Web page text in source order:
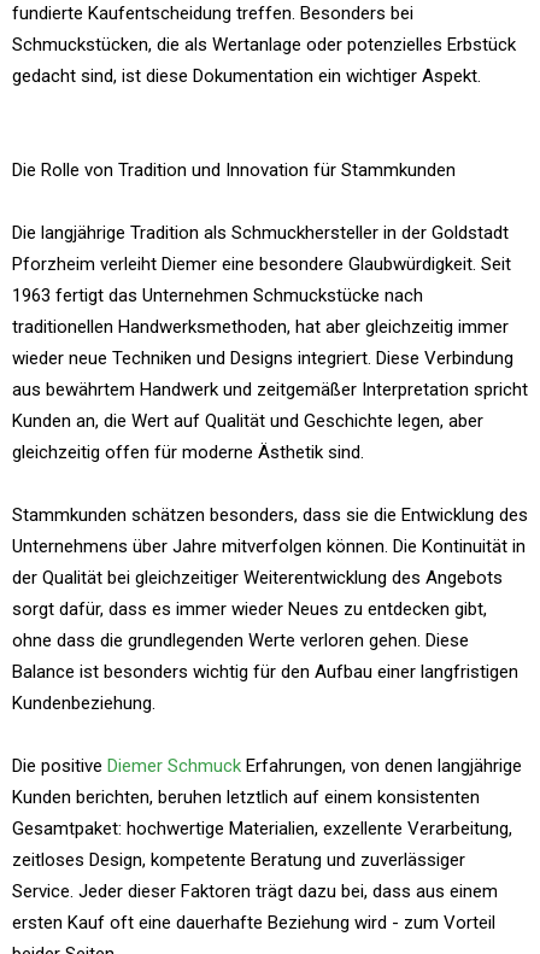
fundierte Kaufentscheidung treffen. Besonders bei
Schmuckstücken, die als Wertanlage oder potenzielles Erbstück
gedacht sind, ist diese Dokumentation ein wichtiger Aspekt.
Die Rolle von Tradition und Innovation für Stammkunden
Die langjährige Tradition als Schmuckhersteller in der Goldstadt
Pforzheim verleiht Diemer eine besondere Glaubwürdigkeit. Seit
1963 fertigt das Unternehmen Schmuckstücke nach
traditionellen Handwerksmethoden, hat aber gleichzeitig immer
wieder neue Techniken und Designs integriert. Diese Verbindung
aus bewährtem Handwerk und zeitgemäßer Interpretation spricht
Kunden an, die Wert auf Qualität und Geschichte legen, aber
gleichzeitig offen für moderne Ästhetik sind.
Stammkunden schätzen besonders, dass sie die Entwicklung des
Unternehmens über Jahre mitverfolgen können. Die Kontinuität in
der Qualität bei gleichzeitiger Weiterentwicklung des Angebots
sorgt dafür, dass es immer wieder Neues zu entdecken gibt,
ohne dass die grundlegenden Werte verloren gehen. Diese
Balance ist besonders wichtig für den Aufbau einer langfristigen
Kundenbeziehung.
Die positive Diemer Schmuck Erfahrungen, von denen langjährige
Kunden berichten, beruhen letztlich auf einem konsistenten
Gesamtpaket: hochwertige Materialien, exzellente Verarbeitung,
zeitloses Design, kompetente Beratung und zuverlässiger
Service. Jeder dieser Faktoren trägt dazu bei, dass aus einem
ersten Kauf oft eine dauerhafte Beziehung wird - zum Vorteil